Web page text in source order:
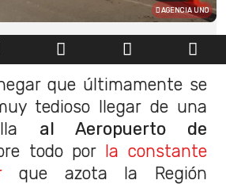
AGENCIA UNO
que últimamente se
tedioso llegar de una
al Aeropuerto de
todo por la constante
que azota la Región